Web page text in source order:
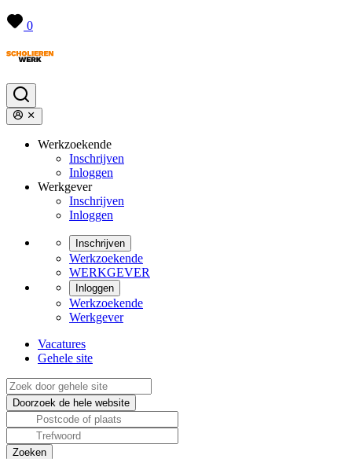
0
Werkzoekende
Inschrijven
Inloggen
Werkgever
Inschrijven
Inloggen
Inschrijven
Werkzoekende
WERKGEVER
Inloggen
Werkzoekende
Werkgever
Vacatures
Gehele site